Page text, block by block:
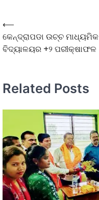
⟵
କେନ୍ଦ୍ରାପଡା ଉଚ୍ଚ ମାଧ୍ୟମିକ
ବିଦ୍ୟାଳୟର +୨ ପରୀକ୍ଷାଫଳ
Related Posts